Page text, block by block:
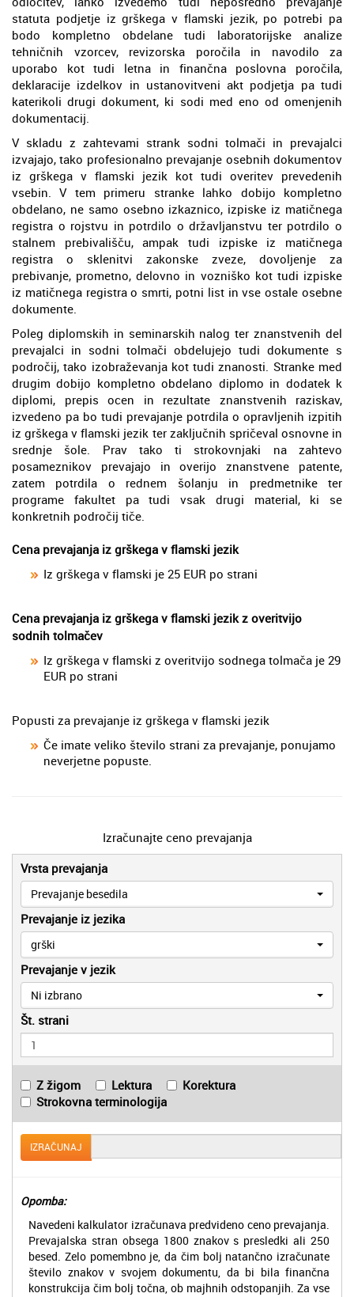
statuta podjetje iz grškega v flamski jezik, po potrebi pa
bodo kompletno obdelane tudi laboratorijske analize
tehničnih vzorcev, revizorska poročila in navodilo za
uporabo kot tudi letna in finančna poslovna poročila,
deklaracije izdelkov in ustanovitveni akt podjetja pa tudi
katerikoli drugi dokument, ki sodi med eno od omenjenih
dokumentacij.
V skladu z zahtevami strank sodni tolmači in prevajalci
izvajajo, tako profesionalno prevajanje osebnih dokumentov
iz grškega v flamski jezik kot tudi overitev prevedenih
vsebin. V tem primeru stranke lahko dobijo kompletno
obdelano, ne samo osebno izkaznico, izpiske iz matičnega
registra o rojstvu in potrdilo o državljanstvu ter potrdilo o
stalnem prebivališču, ampak tudi izpiske iz matičnega
registra o sklenitvi zakonske zveze, dovoljenje za
prebivanje, prometno, delovno in vozniško kot tudi izpiske
iz matičnega registra o smrti, potni list in vse ostale osebne
dokumente.
Poleg diplomskih in seminarskih nalog ter znanstvenih del
prevajalci in sodni tolmači obdelujejo tudi dokumente s
področij, tako izobraževanja kot tudi znanosti. Stranke med
drugim dobijo kompletno obdelano diplomo in dodatek k
diplomi, prepis ocen in rezultate znanstvenih raziskav,
izvedeno pa bo tudi prevajanje potrdila o opravljenih izpitih
iz grškega v flamski jezik ter zaključnih spričeval osnovne in
srednje šole. Prav tako ti strokovnjaki na zahtevo
posameznikov prevajajo in overijo znanstvene patente,
zatem potrdila o rednem šolanju in predmetnike ter
programe fakultet pa tudi vsak drugi material, ki se
konkretnih področij tiče.
Cena prevajanja iz grškega v flamski jezik
Iz grškega v flamski je 25 EUR po strani
Cena prevajanja iz grškega v flamski jezik z overitvijo
sodnih tolmačev
Iz grškega v flamski z overitvijo sodnega tolmača je 29
EUR po strani
Popusti za prevajanje iz grškega v flamski jezik
Če imate veliko število strani za prevajanje, ponujamo
neverjetne popuste.
Izračunajte ceno prevajanja
Vrsta prevajanja
Prevajanje besedila
Prevajanje iz jezika
grški
Prevajanje v jezik
Ni izbrano
Št. strani
Z žigom Lektura
Korektura
Strokovna terminologija
IZRAČUNAJ
Opomba:
Navedeni kalkulator izračunava predvideno ceno prevajanja.
Prevajalska stran obsega 1800 znakov s presledki ali 250
besed. Zelo pomembno je, da čim bolj natančno izračunate
število znakov v svojem dokumentu, da bi bila finančna
konstrukcija čim bolj točna, ob majhnih odstopanjih. Za vse